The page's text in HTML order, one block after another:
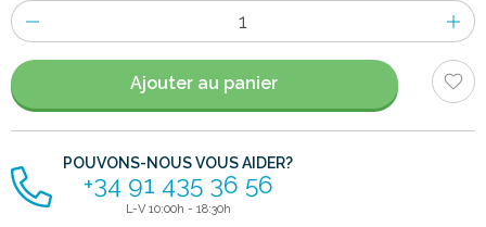
Nombre
d'items
Ajouter au panier
POUVONS-NOUS VOUS AIDER?
+34 91 435 36 56
L-V 10:00h - 18:30h